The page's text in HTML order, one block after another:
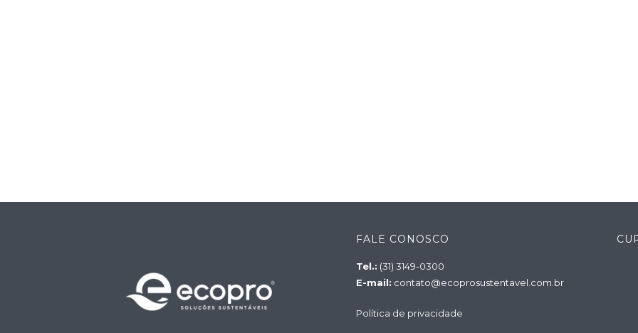
FALE CONOSCO
Tel.: (31) 3149-0300
E-mail: contato@ecoprosustentavel.com.br
Política de privacidade